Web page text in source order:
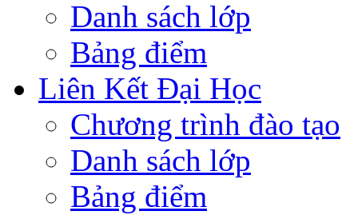
Danh sách lớp
Bảng điểm
Liên Kết Đại Học
Chương trình đào tạo
Danh sách lớp
Bảng điểm